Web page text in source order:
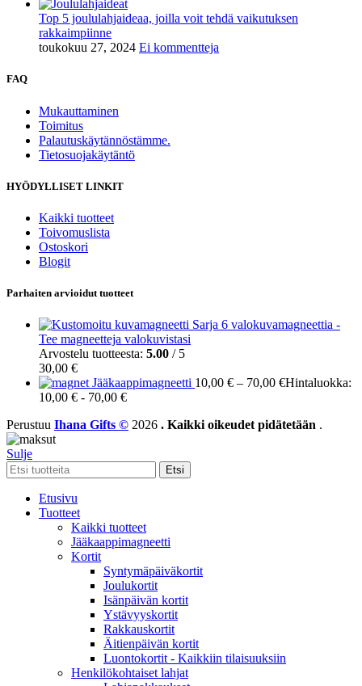
Top 5 joululahjaideaa, joilla voit tehdä vaikutuksen
rakkaimpiinne
toukokuu 27, 2024 Ei kommentteja
FAQ
Mukauttaminen
Toimitus
Palautuskäytännöstämme.
Tietosuojakäytäntö
HYÖDYLLISET LINKIT
Kaikki tuotteet
Toivomuslista
Ostoskori
Blogit
Parhaiten arvioidut tuotteet
Sarja 6 valokuvamagneettia -
Tee magneetteja valokuvistasi
Arvostelu tuotteesta: 5.00 / 5
30,00 €
Jääkaappimagneetti 10,00 € – 70,00 €Hintaluokka:
10,00 € - 70,00 €
Perustuu Ihana Gifts © 2026 . Kaikki oikeudet pidätetään .
Sulje
Etsi
Etusivu
Tuotteet
Kaikki tuotteet
Jääkaappimagneetti
Kortit
Syntymäpäiväkortit
Joulukortit
Isänpäivän kortit
Ystävyyskortit
Rakkauskortit
Äitienpäivän kortit
Luontokortit - Kaikkiin tilaisuuksiin
Henkilökohtaiset lahjat